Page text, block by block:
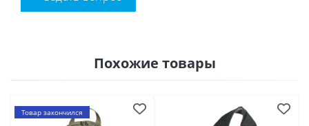
Похожие товары
Товар закончился